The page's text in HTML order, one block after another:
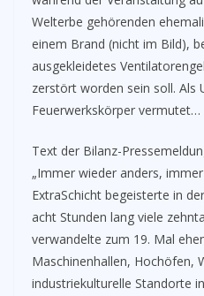
Welterbe gehörenden
einem Brand (nicht im Bild),
ausgekleidetes
zerstört worden sein soll. Als
Feuerwerkskörper vermutet…
Text der Bilanz-
„Immer wieder anders,
ExtraSchicht begeisterte in
acht Stunden lang viele
verwandelte zum 19. Mal
Maschinenhallen, Hochöfen,
industriekulturelle Standorte